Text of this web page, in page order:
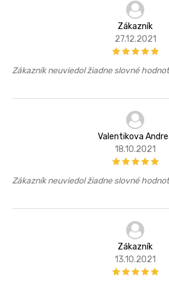
Zákazník
27.12.2021
Zákazník neuviedol žiadne slovné
Valentikova
18.10.2021
Zákazník neuviedol žiadne slovné
Zákazník
13.10.2021